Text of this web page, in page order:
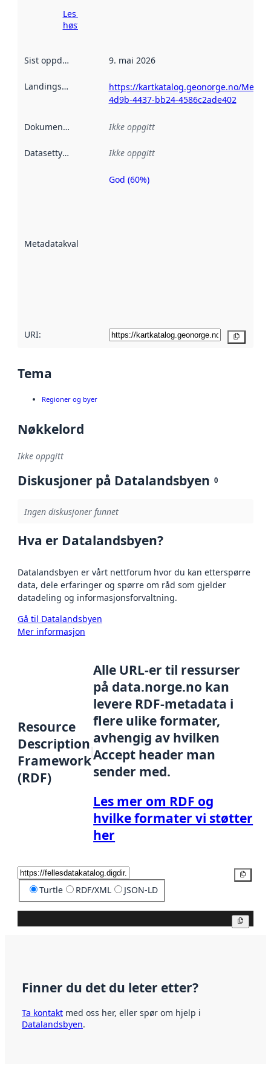
Les mer om
høsting her
Sist oppdatert 9. mai 2026
Landingsside
https://kartkatalog.geonorge.no/
4d9b-4437-bb24-4586c2ade402
Dokumentasjon Ikke oppgitt
Datasettype Ikke oppgitt
Metadatakvalitet
Metadatakvalitet
God (60%)
URI:
Tema
Regioner og byer
Nøkkelord
Ikke oppgitt
Diskusjoner på Datalandsbyen 0
Ingen diskusjoner funnet
Hva er Datalandsbyen?
Datalandsbyen er vårt nettforum hvor du kan etterspørre
data, dele erfaringer og spørre om råd som gjelder
datadeling og informasjonsforvaltning.
Gå til Datalandsbyen
Mer informasjon
Resource
Description
Framework
(RDF)
Alle URL-er til ressurser
på data.norge.no kan
levere RDF-metadata i
flere ulike formater,
avhengig av hvilken
Accept header man
sender med.
Les mer om RDF og
hvilke formater vi støtter
her
Turtle RDF/XML JSON-LD
Finner du det du leter etter?
Ta kontakt med oss her, eller spør om hjelp i
Datalandsbyen.